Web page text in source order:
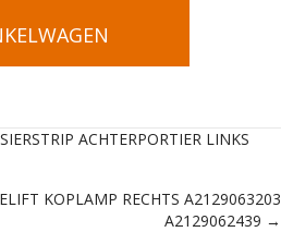
ACHTERPORTIER LINKS
KOPLAMP RECHTS A2129063203
A2129062439 →